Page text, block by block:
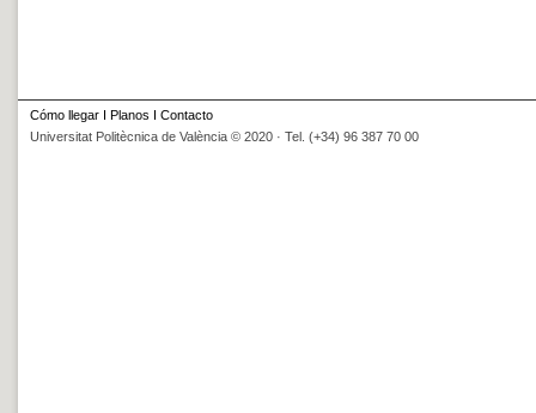
Cómo llegar I Planos I Contacto
Universitat Politècnica de València © 2020 · Tel. (+34) 96 387 70 00